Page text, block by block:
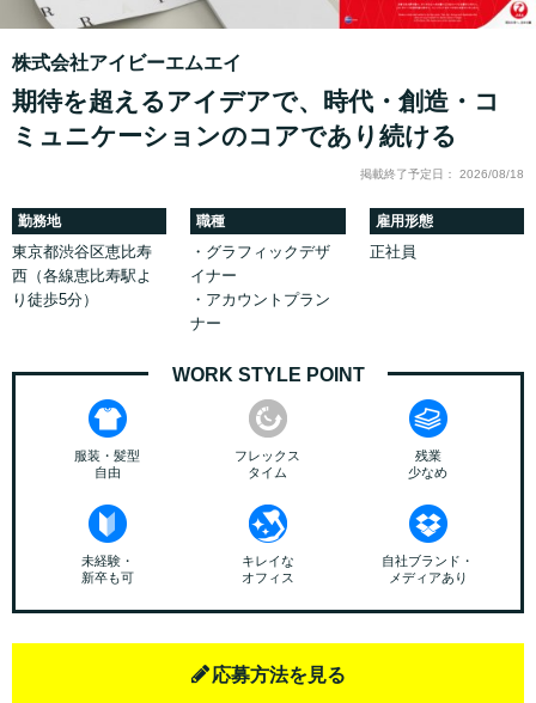
株式会社アイビーエムエイ
期待を超えるアイデアで、時代・創造・コ
ミュニケーションのコアであり続ける
掲載終了予定日： 2026/08/18
勤務地
東京都渋谷区恵比寿
西（各線恵比寿駅よ
り徒歩5分）
職種
・グラフィックデザ
イナー
・アカウントプラン
ナー
雇用形態
正社員
WORK STYLE POINT
服装・髪型
自由
フレックス
タイム
残業
少なめ
未経験・
新卒も可
キレイな
オフィス
自社ブランド・
メディアあり
応募方法を見る